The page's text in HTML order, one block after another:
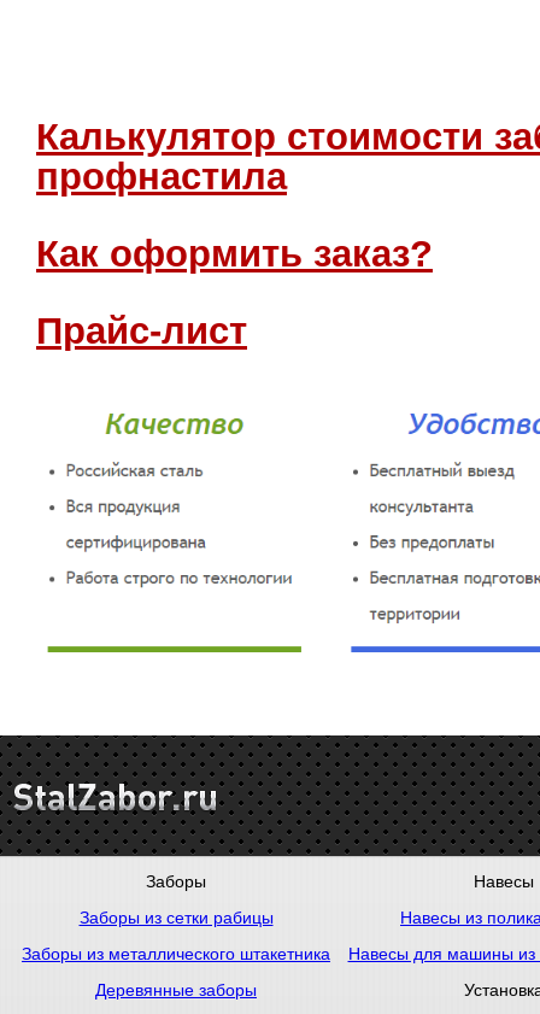
Калькулятор стоимости
профнастила
Как оформить заказ?
Прайс-лист
Заборы
Навесы
Заборы из сетки рабицы
Навесы из
Заборы из металлического штакетника
Навесы для машины из
Деревянные заборы